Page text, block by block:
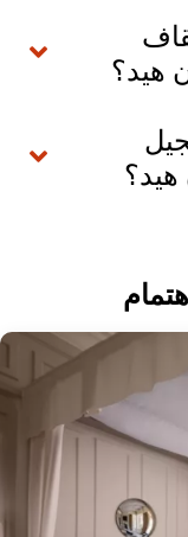
هيد؟